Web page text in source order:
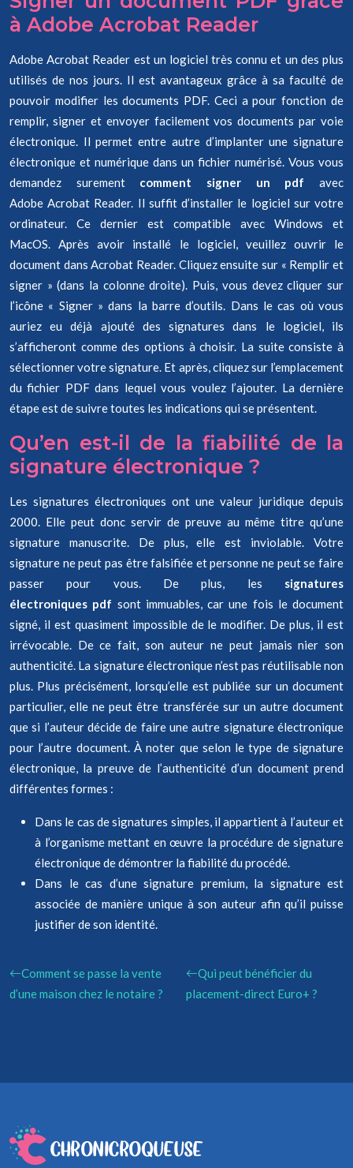
à Adobe Acrobat Reader
Adobe Acrobat Reader est un logiciel très connu et un des plus
utilisés de nos jours. Il est avantageux grâce à sa faculté de
pouvoir modifier les documents PDF. Ceci a pour fonction de
remplir, signer et envoyer facilement vos documents par voie
électronique. Il permet entre autre d’implanter une signature
électronique et numérique dans un fichier numérisé. Vous vous
demandez surement comment signer un pdfavec
Adobe Acrobat Reader. Il suffit d’installer le logiciel sur votre
ordinateur. Ce dernier est compatible avec Windows et
MacOS. Après avoir installé le logiciel, veuillez ouvrir le
document dans Acrobat Reader. Cliquez ensuite sur « Remplir et
signer » (dans la colonne droite). Puis, vous devez cliquer sur
l’icône « Signer » dans la barre d’outils. Dans le cas où vous
auriez eu déjà ajouté des signatures dans le logiciel, ils
s’afficheront comme des options à choisir. La suite consiste à
sélectionner votre signature. Et après, cliquez sur l’emplacement
du fichier PDF dans lequel vous voulez l’ajouter. La dernière
étape est de suivre toutes les indications qui se présentent.
Qu’en est-il de la fiabilité de la
signature électronique ?
Les signatures électroniques ont une valeur juridique depuis
2000. Elle peut donc servir de preuve au même titre qu’une
signature manuscrite. De plus, elle est inviolable. Votre
signature ne peut pas être falsifiée et personne ne peut se faire
passer pour vous. De plus, les signatures
électroniques pdf sont immuables, car une fois le document
signé, il est quasiment impossible de le modifier. De plus, il est
irrévocable. De ce fait, son auteur ne peut jamais nier son
authenticité. La signature électronique n’est pas réutilisable non
plus. Plus précisément, lorsqu’elle est publiée sur un document
particulier, elle ne peut être transférée sur un autre document
que si l’auteur décide de faire une autre signature électronique
pour l’autre document. À noter que selon le type de signature
électronique, la preuve de l’authenticité d’un document prend
différentes formes :
Dans le cas de signatures simples, il appartient à l’auteur et
à l’organisme mettant en œuvre la procédure de signature
électronique de démontrer la fiabilité du procédé.
Dans le cas d’une signature premium, la signature est
associée de manière unique à son auteur afin qu’il puisse
justifier de son identité.
Comment se passe la vente
d’une maison chez le notaire ?
Qui peut bénéficier du
placement-direct Euro+ ?